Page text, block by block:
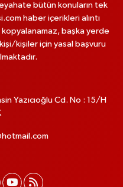
bütün konuların tek
haber içerikleri alıntı
kopyalanamaz, başka yerde
kişi/kişiler için yasal başvuru
Yazıcıoğlu Cd. No : 15/H